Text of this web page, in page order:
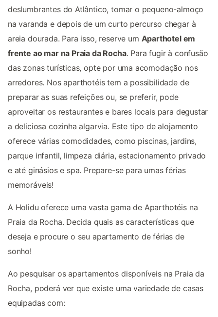
deslumbrantes do Atlântico, tomar o pequeno-almoço
na varanda e depois de um curto percurso chegar à
areia dourada. Para isso, reserve um Aparthotel em
frente ao mar na Praia da Rocha. Para fugir à confusão
das zonas turísticas, opte por uma acomodação nos
arredores. Nos aparthotéis tem a possibilidade de
preparar as suas refeições ou, se preferir, pode
aproveitar os restaurantes e bares locais para degustar
a deliciosa cozinha algarvia. Este tipo de alojamento
oferece várias comodidades, como piscinas, jardins,
parque infantil, limpeza diária, estacionamento privado
e até ginásios e spa. Prepare-se para umas férias
memoráveis!
A Holidu oferece uma vasta gama de Aparthotéis na
Praia da Rocha. Decida quais as características que
deseja e procure o seu apartamento de férias de
sonho!
Ao pesquisar os apartamentos disponíveis na Praia da
Rocha, poderá ver que existe uma variedade de casas
equipadas com: